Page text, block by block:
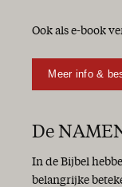
Ook als e-book
Meer info &
De
In de Bijbel
belangrijke